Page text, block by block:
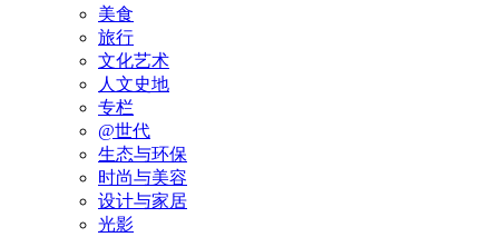
美食
旅行
文化艺术
人文史地
专栏
@世代
生态与环保
时尚与美容
设计与家居
光影